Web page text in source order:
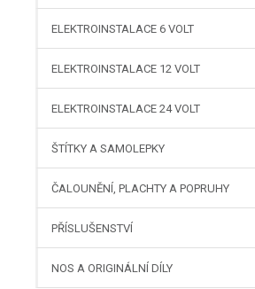
ELEKTROINSTALACE 6 VOLT
ELEKTROINSTALACE 12 VOLT
ELEKTROINSTALACE 24 VOLT
ŠTÍTKY A SAMOLEPKY
ČALOUNĚNÍ, PLACHTY A POPRUHY
PŘÍSLUŠENSTVÍ
NOS A ORIGINÁLNÍ DÍLY